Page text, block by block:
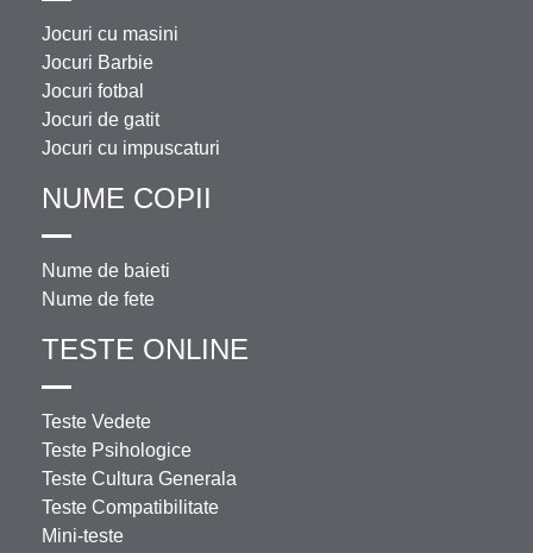
Jocuri cu masini
Jocuri Barbie
Jocuri fotbal
Jocuri de gatit
Jocuri cu impuscaturi
NUME COPII
Nume de baieti
Nume de fete
TESTE ONLINE
Teste Vedete
Teste Psihologice
Teste Cultura Generala
Teste Compatibilitate
Mini-teste